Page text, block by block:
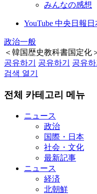
みんなの感想
YouTube 中央日報日
政治一般
＜韓国歴史教科書国定化
공유하기
공유하기
공유하
검색 열기
전체 카테고리 메뉴
ニュース
政治
国際・日本
社会・文化
最新記事
ニュース
経済
北朝鮮